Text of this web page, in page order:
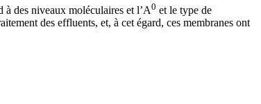
à des niveaux moléculaires et l’A0 et le type de
des effluents, et, à cet égard, ces membranes ont